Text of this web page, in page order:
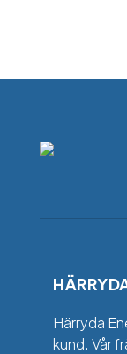
Härryda
kund. Vår